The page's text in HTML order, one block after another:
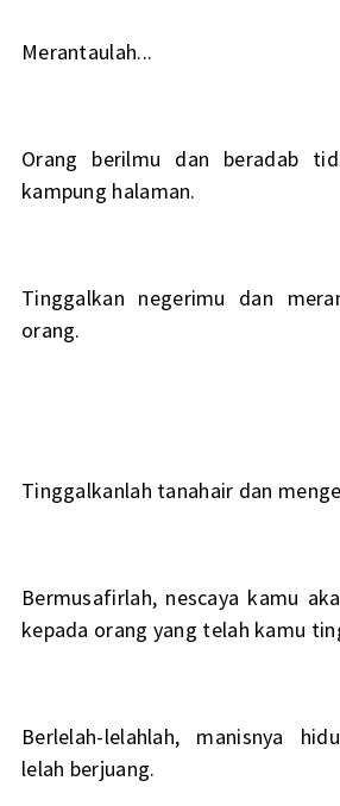
Merantaulah...
Orang berilmu dan beradab
kampung halaman.
Tinggalkan negerimu dan
orang.
Tinggalkanlah tanahair dan
Bermusafirlah, nescaya kamu
kepada orang yang telah kamu
Berlelah-lelahlah, manisnya
lelah berjuang.